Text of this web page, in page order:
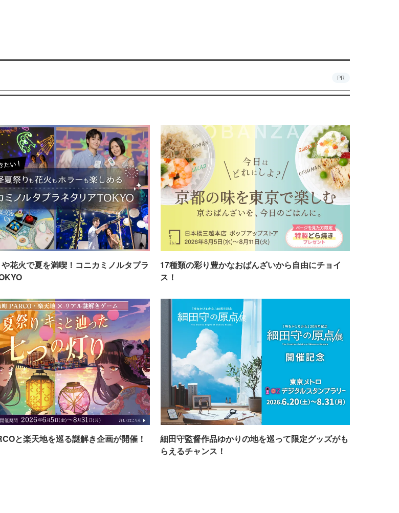
PR
花火で夏を満喫！コニカミノルタプラ
17種類の彩り豊かなおばんざいから自由にチョイ
ス！
と楽天地を巡る謎解き企画が開催！
細田守監督作品ゆかりの地を巡って限定グッズがも
らえるチャンス！